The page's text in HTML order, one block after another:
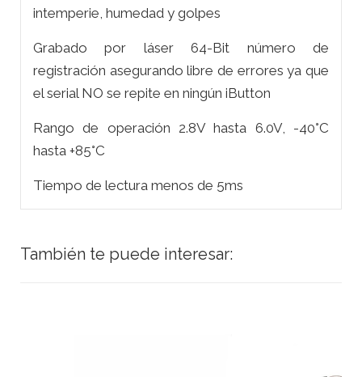
intemperie, humedad y golpes
Grabado por láser 64-Bit número de
registración asegurando libre de errores ya que
el serial NO se repite en ningún iButton
Rango de operación 2.8V hasta 6.0V, -40°C
hasta +85°C
Tiempo de lectura menos de 5ms
También te puede interesar: